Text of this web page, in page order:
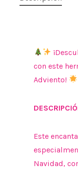
con este
Adviento!
Este
Navidad,